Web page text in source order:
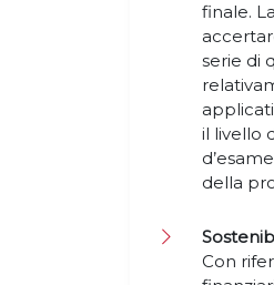
finale.
serie di
il livello
della
Con